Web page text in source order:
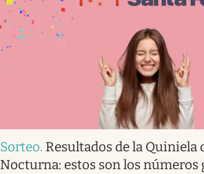
Sorteo. Resultados de la Quiniela
Nocturna: estos son los números